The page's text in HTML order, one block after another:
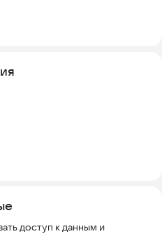
доступ к данным и